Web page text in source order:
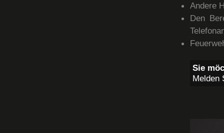
Andere
Den
Sie
Melden